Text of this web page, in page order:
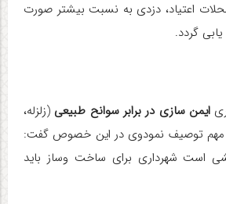
اعتیاد، دزدی به نسبت بیشتر صورت
گردد.
ایمن سازی در برابر سوانح طبیعی (زلزله،
مهم توصیف نمودوی در این خصوص گفت:
است شهرداری برای ساخت وساز باید